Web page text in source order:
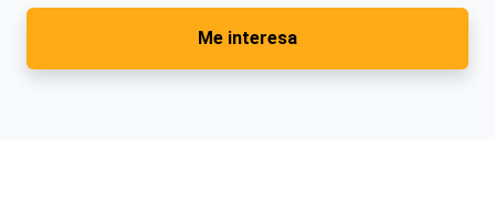
Me interesa